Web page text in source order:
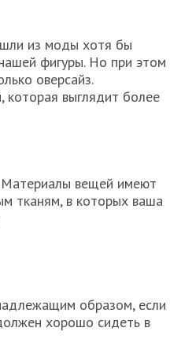
из моды хотя бы
фигуры. Но при этом
оверсайз.
которая выглядит более
Материалы вещей имеют
тканям, в которых ваша
образом, если
хорошо сидеть в